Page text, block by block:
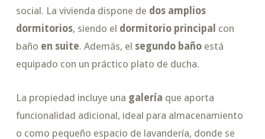
social. La vivienda dispone de dos amplios
dormitorios, siendo el dormitorio principal con
baño en suite. Además, el segundo bañoestá
equipado con un práctico plato de ducha.
La propiedad incluye una galería que aporta
funcionalidad adicional, ideal para almacenamiento
o como pequeño espacio de lavandería, donde se